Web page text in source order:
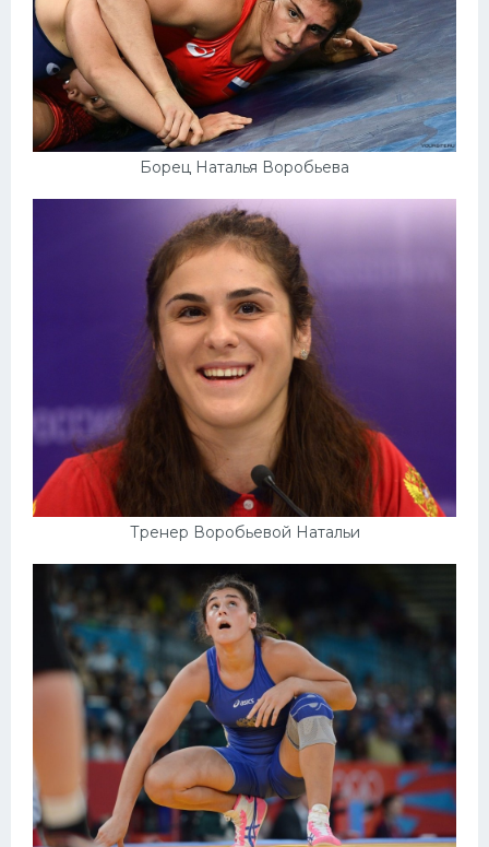
Борец Наталья Воробьева
Тренер Воробьевой Натальи